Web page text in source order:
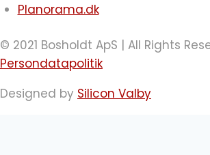
Planorama.dk
© 2021 Bosholdt ApS | All Rights
Persondatapolitik
Designed by Silicon Valby